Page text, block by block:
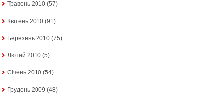
Травень 2010 (57)
Квітень 2010 (91)
Березень 2010 (75)
Лютий 2010 (5)
Січень 2010 (54)
Грудень 2009 (48)